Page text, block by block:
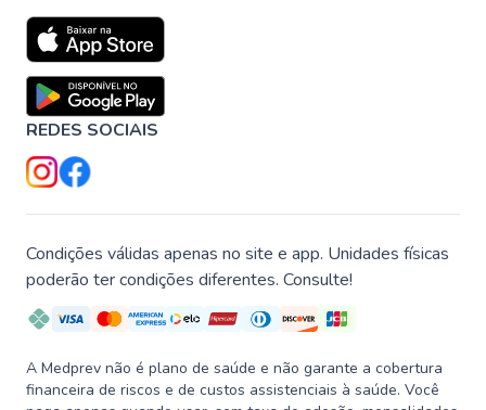
REDES SOCIAIS
Condições válidas apenas no site e app. Unidades físicas
poderão ter condições diferentes. Consulte!
A Medprev não é plano de saúde e não garante a cobertura
financeira de riscos e de custos assistenciais à saúde. Você